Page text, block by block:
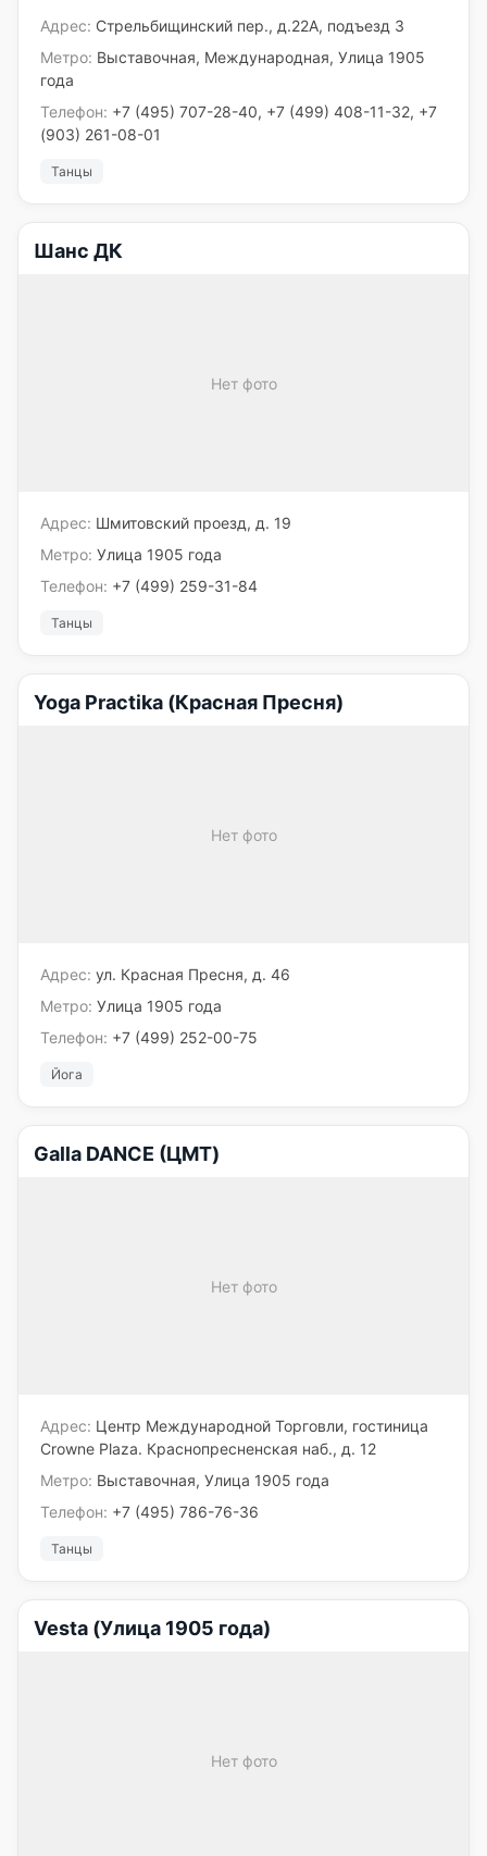
Адрес: Стрельбищинский пер., д.22А, подъезд 3
Метро: Выставочная, Международная, Улица 1905
года
Телефон: +7 (495) 707-28-40, +7 (499) 408-11-32, +7
(903) 261-08-01
Танцы
Шанс ДК
Нет фото
Адрес: Шмитовский проезд, д. 19
Метро: Улица 1905 года
Телефон: +7 (499) 259-31-84
Танцы
Yoga Practika (Красная Пресня)
Нет фото
Адрес: ул. Красная Пресня, д. 46
Метро: Улица 1905 года
Телефон: +7 (499) 252-00-75
Йога
Galla DANCE (ЦМТ)
Нет фото
Адрес: Центр Международной Торговли, гостиница
Crowne Plaza. Краснопресненская наб., д. 12
Метро: Выставочная, Улица 1905 года
Телефон: +7 (495) 786-76-36
Танцы
Vesta (Улица 1905 года)
Нет фото